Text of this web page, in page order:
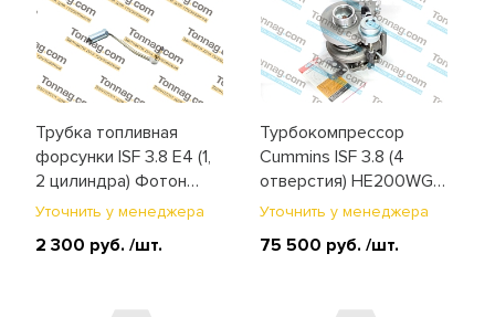
Кабина
КПП
Мосты
Отопитель и стеклоочиститель
Трубка топливная
форсунки ISF 3.8 E4 (1,
2 цилиндра) Фотон
1069 ISF, 1089 ISF, 1129
Уточнить у менеджера
2 300 руб. /шт.
Турбокомпрессор
Cummins ISF 3.8 (4
отверстия) HE200WG
Фотон 1069, 1089, 1113,
Уточнить у менеджера
75 500 руб. /шт.